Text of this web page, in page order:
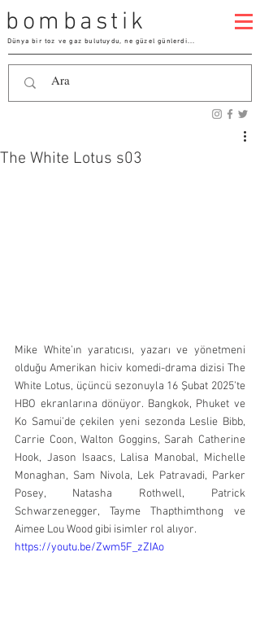
bombastik
Dünya bir toz ve gaz bulutuydu, ne güzel günlerdi...
The White Lotus s03
Mike White’ın yaratıcısı, yazarı ve yönetmeni
olduğu Amerikan hiciv komedi-drama dizisi The
White Lotus, üçüncü sezonuyla 16 Şubat 2025’te
HBO ekranlarına dönüyor. Bangkok, Phuket ve
Ko Samui’de çekilen yeni sezonda Leslie Bibb,
Carrie Coon, Walton Goggins, Sarah Catherine
Hook, Jason Isaacs, Lalisa Manobal, Michelle
Monaghan, Sam Nivola, Lek Patravadi, Parker
Posey, Natasha Rothwell, Patrick
Schwarzenegger, Tayme Thapthimthong ve
Aimee Lou Wood gibi isimler rol alıyor.
https://youtu.be/Zwm5F_zZIAo